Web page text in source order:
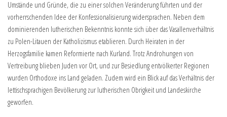
Umstände und Gründe, die zu einer solchen Veränderung führten und der
vorherrschenden Idee der Konfessionalisierung widersprachen. Neben dem
dominierenden lutherischen Bekenntnis konnte sich über das Vasallenverhältnis
zu Polen-Litauen der Katholizismus etablieren. Durch Heiraten in der
Herzogsfamilie kamen Reformierte nach Kurland. Trotz Androhungen von
Vertreibung blieben Juden vor Ort, und zur Besiedlung entvölkerter Regionen
wurden Orthodoxe ins Land geladen. Zudem wird ein Blick auf das Verhältnis der
lettischsprachigen Bevölkerung zur lutherischen Obrigkeit und Landeskirche
geworfen.